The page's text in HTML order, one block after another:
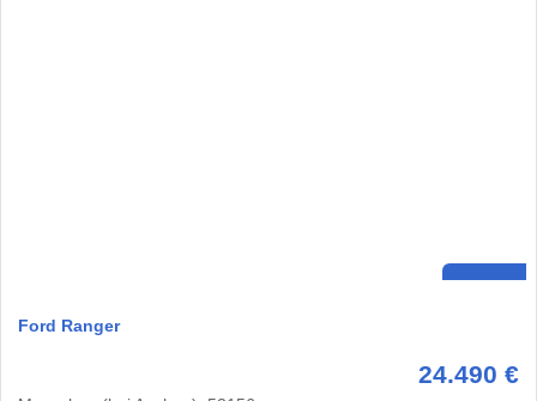
Ford Ranger
24.490 €